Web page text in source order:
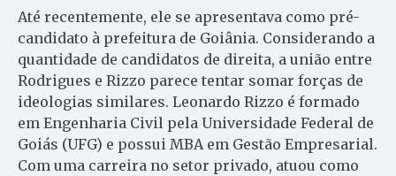
Até recentemente, ele se apresentava como pré-
candidato à prefeitura de Goiânia. Considerando a
quantidade de candidatos de direita, a união entre
Rodrigues e Rizzo parece tentar somar forças de
ideologias similares. Leonardo Rizzo é formado
em Engenharia Civil pela Universidade Federal de
Goiás (UFG) e possui MBA em Gestão Empresarial.
Com uma carreira no setor privado, atuou como